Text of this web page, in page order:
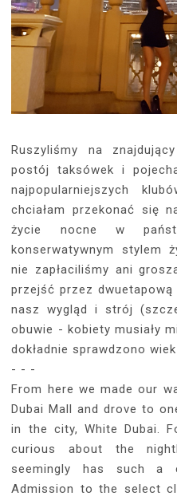
Ruszyliśmy na
postój taksówek i
najpopularniejszych
chciałam przekonać się
życie nocne w
konserwatywnym stylem
nie zapłaciliśmy ani
przejść przez
nasz wygląd i strój
obuwie - kobiety musiały
dokładnie sprawdzono
- - -
From here we made our
Dubai Mall and drove to
in the city, White Dubai.
curious about the
seemingly has such a
Admission to the select